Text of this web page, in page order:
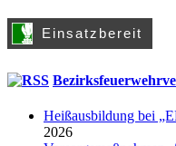
Heißausbildung bei
2026